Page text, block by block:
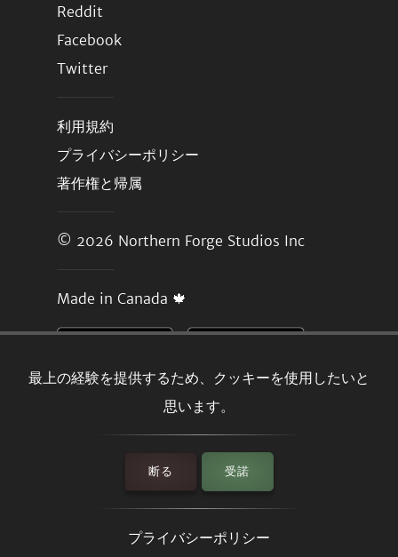
最上の経験を提供するため、クッキーを使用したいと
思います。
断る 受諾
プライバシーポリシー
Reddit
Facebook
Twitter
利用規約
プライバシーポリシー
著作権と帰属
© 2026 Northern Forge Studios Inc
Made in Canada 🍁